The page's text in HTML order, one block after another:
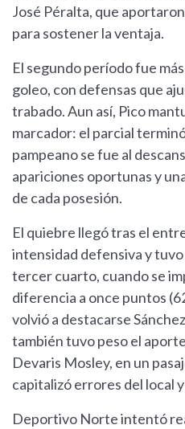
José Péralta, que
para sostener la ventaja.
El segundo período fue
goleo, con defensas que
trabado. Aun así, Pico
marcador: el parcial
pampeano se fue al
apariciones oportunas y
de cada posesión.
El quiebre llegó tras el
intensidad defensiva y tuvo
tercer cuarto, cuando se
diferencia a once puntos
volvió a destacarse
también tuvo peso el
Devaris Mosley, en un
capitalizó errores del local
Deportivo Norte intentó